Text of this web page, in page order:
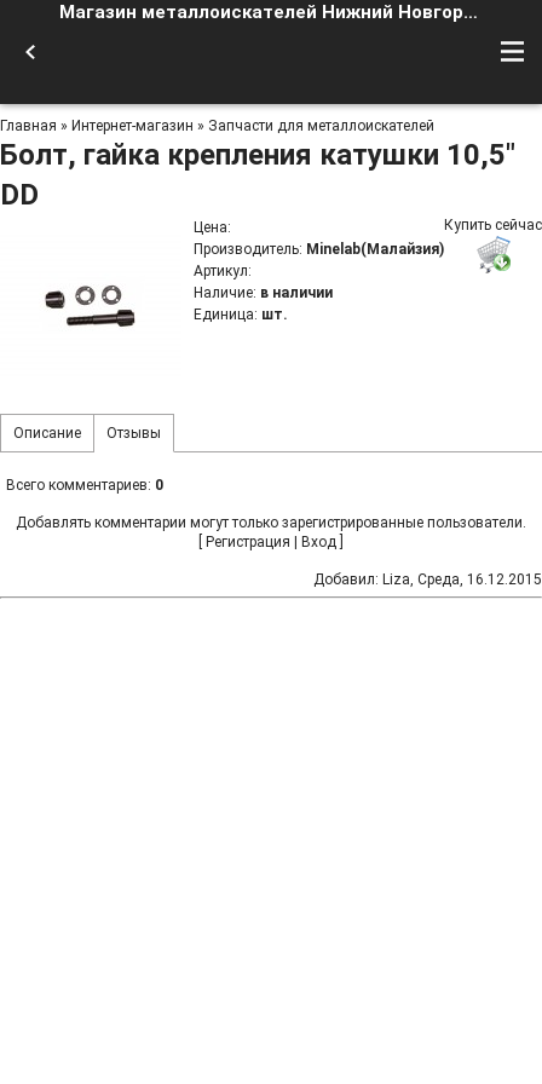
Магазин металлоискателей Нижний Новгород
Главная » Интернет-магазин » Запчасти для металлоискателей
Болт, гайка крепления катушки 10,5"
DD
Цена:
Производитель: Minelab(Малайзия)
Артикул:
Наличие: в наличии
Единица: шт.
Купить сейчас
Описание Отзывы
Всего комментариев: 0
Добавлять комментарии могут только зарегистрированные пользователи.
Регистрация Вход
Добавил: Liza, Среда, 16.12.2015